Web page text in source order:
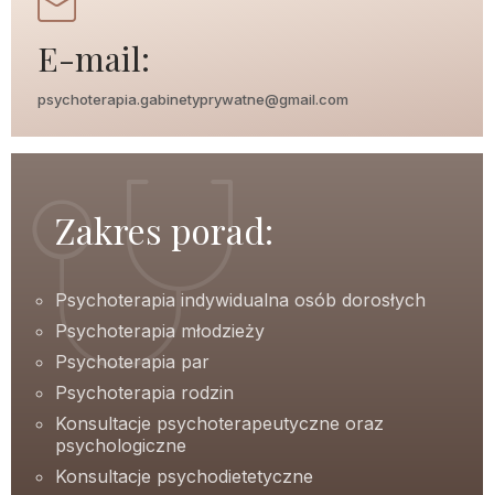
E-mail:
psychoterapia.gabinetyprywatne@gmail.com
Zakres porad:
Psychoterapia indywidualna osób dorosłych
Psychoterapia młodzieży
Psychoterapia par
Psychoterapia rodzin
Konsultacje psychoterapeutyczne oraz
psychologiczne
Konsultacje psychodietetyczne